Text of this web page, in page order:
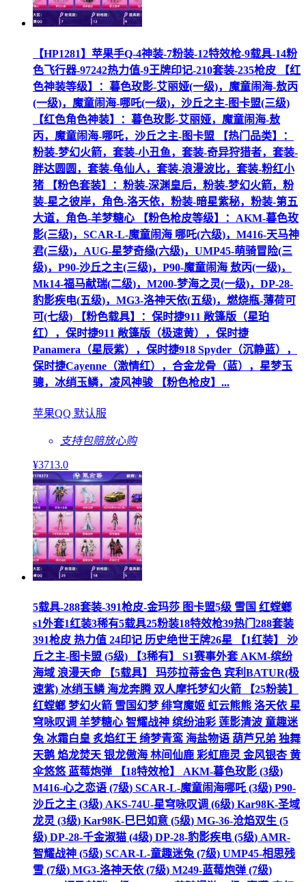
【HP1281】苹果手Q-4神装-7粉装-12特效枪-9载具-14粉
色飞行器-97242热力值-9王牌印记-210套装-235枪皮 【红
色神装等级】：暮色玫影-艾丽娅(一级)，魔童闹海-敖丙
(一级)，魔童闹海-哪吒(一级)，沙丘之主-图卡盟(三级)
【红色角色神装】：暮色玫影-艾丽娅，魔童闹海-敖
丙，魔童闹海-哪吒，沙丘之主-图卡盟 【热门品类】：
粉装-梦幻火箭，套装-小丑鱼，套装-奇异狩猎者，套装-
胖达圆圆，套装-龟仙人，套装-浪漫波比，套装-粉红小
猪 【粉色套装】：粉装-深渊皇后，粉装-梦幻火箭，粉
装-星之彼岸，角色-洛天依，粉装-暗星紫秘，粉装-第五
大道，角色-羊梦糖心 【粉色枪皮等级】：AKM-暮色玫
影(三级)，SCAR-L-魔童闹海 哪吒(六级)，M416-天马神
君(三级)，AUG-星梦奇缘(六级)，UMP45-萌骑冒险(三
级)，P90-沙丘之主(三级)，P90-魔童闹海 敖丙(一级)，
Mk14-福马献瑞(二级)，M200-梦海之灵(一级)，DP-28-
豹影疾电(五级)，MG3-洛神天依(五级)，燃烧瓶-薄荷可
可(七级) 【粉色载具】：保时捷911 敞篷版（星珀
红），保时捷911 敞篷版（极速黄），保时捷
Panamera（星辰紫），保时捷918 Spyder（沉静蓝），
保时捷Cayenne（激情红），合金龙骨（蓝），星梦玉
骢，冰绡玉鳞，凌风神骏 【粉色枪皮】...
苹果QQ 默认服
支持包赔放心购
¥3713.0
5载具-288套装-391枪皮-金玛莎 图卡盟5级 雪国 红螳螂
s1外套1红装3稀有5载具25粉装18特效枪39热门288套装
391枪皮 热力值 24印记 历史绝世王牌26星 【1红装】 沙
丘之主-图卡盟 (5级) 【3稀有】 S1赛事外套 AKM-缤纷
海域 浪漫天命 【5载具】 玛莎拉蒂金色 宾利BATUR(极
速紫) 冰绡玉鳞 海龙奔腾 双人摩托梦幻火箭 【25粉装】
红螳螂 梦幻火箭 雪国幻梦 绯穹魔姬 虹云熊熊 洛天依 星
穹咏叹调 羊梦糖心 智耀战神 缤纷油彩 莲影清波 童趣迷
兔 冰霜白皇 炙焰红王 绮梦青鸾 海盐物语 葫芦兄弟 独舞
天鹅 焰龙焚天 银龙傲海 林间仙鹿 彩虹鹿灵 金风银杏 黄
伞悠悠 蓝莓炮弹 【18特效枪】 AKM-暮色玫影 (3级)
M416-心之恋语 (7级) SCAR-L-魔童闹海哪吒 (3级) P90-
沙丘之主 (3级) AKS-74U-星穹咏叹调 (6级) Kar98K-圣域
龙灵 (3级) Kar98K-巳巳如意 (5级) MG-36-沧焰双生 (5
级) DP-28-千金淑猫 (4级) DP-28-豹影疾电 (5级) AMR-
智耀战神 (5级) SCAR-L-童趣迷兔 (7级) UMP45-相思残
雪 (7级) MG3-洛神天依 (7级) M249-蓝莓炮弹 (7级)